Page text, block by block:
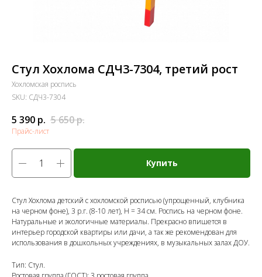
Стул Хохлома СДЧ3-7304, третий рост
Хохломская роспись
SKU: СДЧ3-7304
5 390 р. 5 650р.
Прайс-лист
Купить
Стул Хохлома детский с хохломской росписью (упрощенный, клубника
на черном фоне), 3 р.г. (8-10 лет), Н = 34 см. Роспись на черном фоне.
Натуральные и экологичные материалы. Прекрасно впишется в
интерьер городской квартиры или дачи, а так же рекомендован для
использования в дошкольных учреждениях, в музыкальных залах ДОУ.
Тип: Стул.